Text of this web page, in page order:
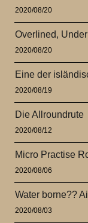
2020/08/20
Overlined,
2020/08/20
Eine der
2020/08/19
Die Allroundrute
2020/08/12
Micro Practise
2020/08/06
Water borne??
2020/08/03